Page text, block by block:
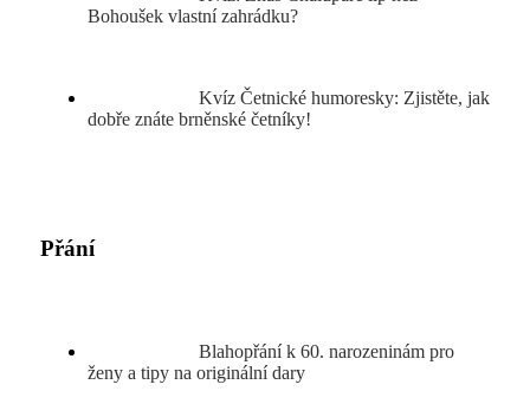
Bohoušek vlastní zahrádku?
Kvíz Četnické humoresky: Zjistěte, jak
dobře znáte brněnské četníky!
Přání
Blahopřání k 60. narozeninám pro
ženy a tipy na originální dary